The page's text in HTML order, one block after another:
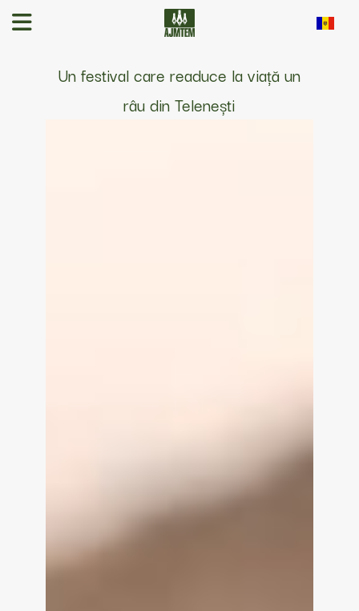
Un festival care readuce la viață un
râu din Telenești